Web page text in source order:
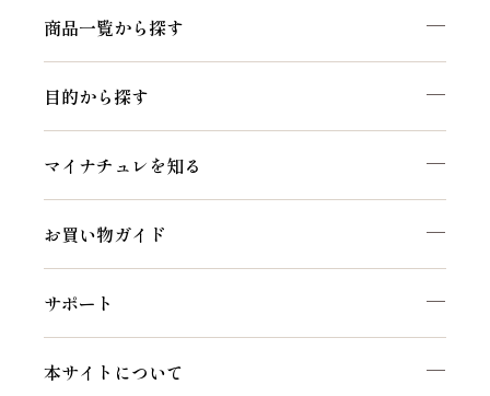
商品一覧から探す
目的から探す
マイナチュレを知る
お買い物ガイド
サポート
本サイトについて